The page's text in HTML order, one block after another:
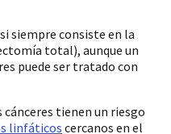
siempre consiste en la
total), aunque un
puede ser tratado con
tienen un riesgo
linfáticos cercanos en el